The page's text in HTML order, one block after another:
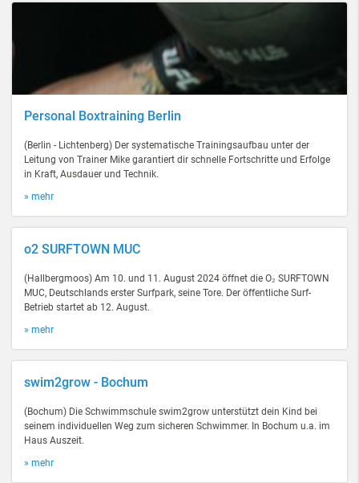
Personal Boxtraining Berlin
(Berlin - Lichtenberg) Der systematische Trainingsaufbau unter der
Leitung von Trainer Mike garantiert dir schnelle Fortschritte und Erfolge
in Kraft, Ausdauer und Technik.
» mehr
o2 SURFTOWN MUC
(Hallbergmoos) Am 10. und 11. August 2024 öffnet die O₂ SURFTOWN
MUC, Deutschlands erster Surfpark, seine Tore. Der öffentliche Surf-
Betrieb startet ab 12. August.
» mehr
swim2grow - Bochum
(Bochum) Die Schwimmschule swim2grow unterstützt dein Kind bei
seinem individuellen Weg zum sicheren Schwimmer. In Bochum u.a. im
Haus Auszeit.
» mehr